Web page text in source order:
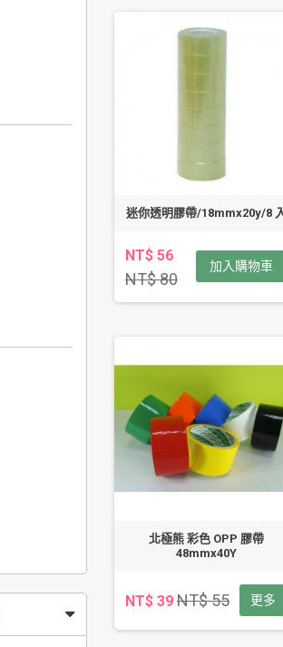
迷你透明膠帶/18mmx20y/8
NT$ 56
NT$ 80
加入購物車
北極熊 彩色 OPP 膠帶
48mmx40Y
NT$ 39 NT$ 55 更多